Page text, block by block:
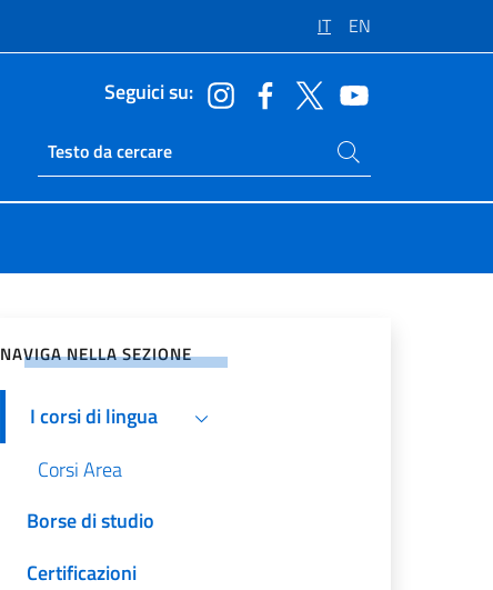
IT EN
Seguici su:
Ricerca sito live
Cerca nel sito
NAVIGA NELLA SEZIONE
I corsi di lingua
Corsi Area
Borse di studio
Certificazioni